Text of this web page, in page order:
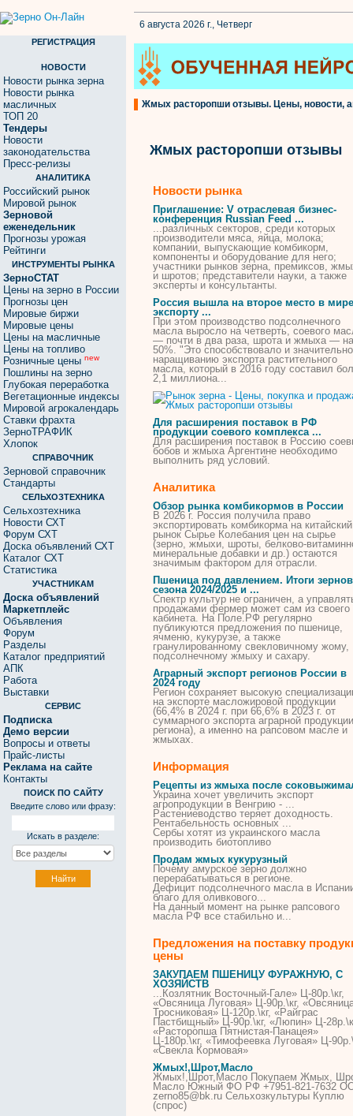
6 августа 2026 г., Четверг
РЕГИСТРАЦИЯ
НОВОСТИ
Новости рынка зерна
Новости рынка
масличных
ТОП 20
Тендеры
Новости
законодательства
Пресс-релизы
АНАЛИТИКА
Российский рынок
Мировой рынок
Зерновой
еженедельник
Прогнозы урожая
Рейтинги
ИНСТРУМЕНТЫ РЫНКА
ЗерноСТАТ
Цены на зерно в России
Прогнозы цен
Мировые биржи
Мировые цены
Цены на масличные
Цены на топливо
Розничные цены new
Пошлины на зерно
Глубокая переработка
Вегетационные индексы
Мировой агрокалендарь
Ставки фрахта
ЗерноТРАФИК
Хлопок
СПРАВОЧНИК
Зерновой справочник
Стандарты
СЕЛЬХОЗТЕХНИКА
Сельхозтехника
Новости СХТ
Форум СХТ
Доска объявлений СХТ
Каталог СХТ
Статистика
УЧАСТНИКАМ
Доска объявлений
Маркетплейс
Объявления
Форум
Разделы
Каталог предприятий
АПК
Работа
Выставки
СЕРВИС
Подписка
Демо версии
Вопросы и ответы
Прайс-листы
Реклама на сайте
Контакты
ПОИСК ПО САЙТУ
Введите слово или фразу:
Искать в разделе:
Жмых расторопши отзывы. Цены, новости,
Жмых расторопши отзывы
Новости рынка
Приглашение: V отраслевая бизнес-
конференция Russian Feed ...
...различных секторов, среди которых
производители мяса, яйца, молока;
компании, выпускающие комбикорм,
компоненты и оборудование для него;
участники рынков зерна, премиксов,
и шротов; представители науки, а также
эксперты и консультанты.
Россия вышла на второе место в
экспорту ...
При этом производство подсолнечного
масла выросло на четверть, соевого
— почти в два раза, шрота и жмыха — на
50%. "Это способствовало и
наращиванию экспорта растительного
масла, который в 2016 году составил
2,1 миллиона...
Для расширения поставок в РФ
продукции соевого комплекса ...
Для расширения поставок в Россию
бобов и жмыха Аргентине необходимо
выполнить ряд условий.
Аналитика
Обзор рынка комбикормов в России
В 2026 г. Россия получила право
экспортировать комбикорма на китайский
рынок Сырье Колебания цен на сырье
(зерно, жмыхи, шроты, белково-
минеральные добавки и др.) остаются
значимым фактором для отрасли.
Пшеница под давлением. Итоги
сезона 2024/2025 и ...
Спектр культур не ограничен, а
продажами фермер может сам из своего
кабинета. На Поле.РФ регулярно
публикуются предложения по пшенице,
ячменю, кукурузе, а также
гранулированному свекловичному жому,
подсолнечному жмыху и сахару.
Аграрный экспорт регионов России в
2024 году
Регион сохраняет высокую
на экспорте масложировой продукции
(66,4% в 2024 г. при 66,6% в 2023 г. от
суммарного экспорта аграрной продукции
региона), а именно на рапсовом масле и
жмыхах.
Информация
Рецепты из жмыха после
Украина хочет увеличить экспорт
агропродукции в Венгрию - ...
Растениеводство теряет доходность.
Рентабельность основных ...
Сербы хотят из украинского масла
производить биотопливо
Продам жмых кукурузный
Почему амурское зерно должно
перерабатываться в регионе.
Дефицит подсолнечного масла в
благо для оливкового...
На данный момент на рынке рапсового
масла РФ все стабильно и...
Предложения на поставку
цены
ЗАКУПАЕМ ПШЕНИЦУ ФУРАЖНУЮ, С
ХОЗЯЙСТВ
...Козлятник Восточный-Гале» Ц-80р.\кг,
«Овсяница Луговая» Ц-90р.\кг,
Тросниковая» Ц-120р.\кг, «Райграс
Пастбищный» Ц-90р.\кг, «Люпин» Ц-
«Расторопша Пятнистая-Панацея»
Ц-180р.\кг, «Тимофеевка Луговая» Ц-
«Свекла Кормовая»
Жмых!,Шрот,Масло
Жмых!,Шрот,Масло Покупаем Жмых,
Масло Южный ФО РФ +7951-821-7632
zerno85@bk.ru Сельхозкультуры Куплю
(спрос)